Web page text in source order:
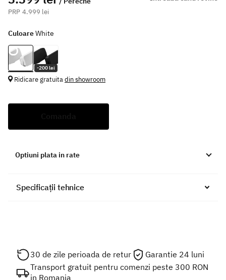
4.999 lei
CuloareWhite
-200 lei
Ridicare gratuitadin showroom
Optiuni plata in rate
Specificații tehnice
30 de zile perioada de retur
Garantie 24 luni
Transport gratuit pentru comenzi peste 300 RON
in Romania